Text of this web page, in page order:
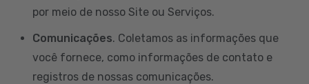
por meio de nosso Site ou Serviços.
Comunicações. Coletamos as informações que
você fornece, como informações de contato e
registros de nossas comunicações.